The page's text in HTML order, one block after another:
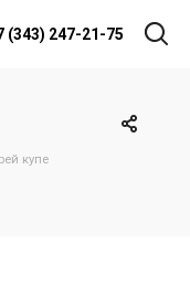
(343) 247-21-75
купе